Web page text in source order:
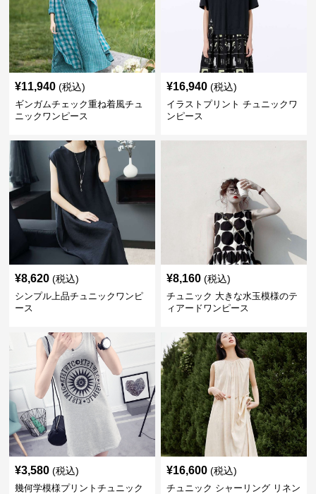
¥11,940 (税込)
ギンガムチェック重ね着風チュ
ニックワンピース
¥16,940 (税込)
イラストプリント チュニックワ
ンピース
¥8,620 (税込)
シンプル上品チュニックワンピ
ース
¥8,160 (税込)
チュニック 大きな水玉模様のテ
ィアードワンピース
¥3,580 (税込)
幾何学模様プリントチュニック
¥16,600 (税込)
チュニック シャーリング リネン